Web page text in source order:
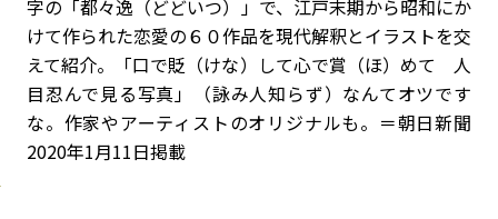
字の「都々逸（どどいつ）」で、江戸末期から昭和にか
けて作られた恋愛の６０作品を現代解釈とイラストを交
えて紹介。「口で貶（けな）して心で賞（ほ）めて 人
目忍んで見る写真」（詠み人知らず）なんてオツです
な。作家やアーティストのオリジナルも。＝朝日新聞
2020年1月11日掲載